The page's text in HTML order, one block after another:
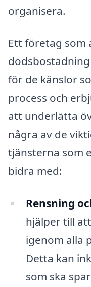
organisera.
Ett företag som
för de känslor
process och
att underlätta
några av de
tjänsterna som
bidra med:
Rensning
hjälper till
igenom alla
Detta kan
som ska